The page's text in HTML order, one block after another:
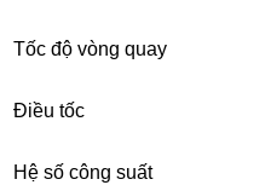
Tốc độ vòng quay
Điều tốc
Hệ số công suất